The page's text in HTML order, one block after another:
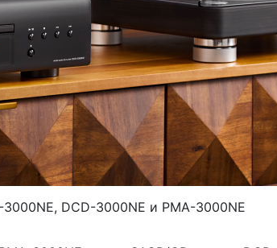
3000NE, DCD-3000NE и PMA-3000NE